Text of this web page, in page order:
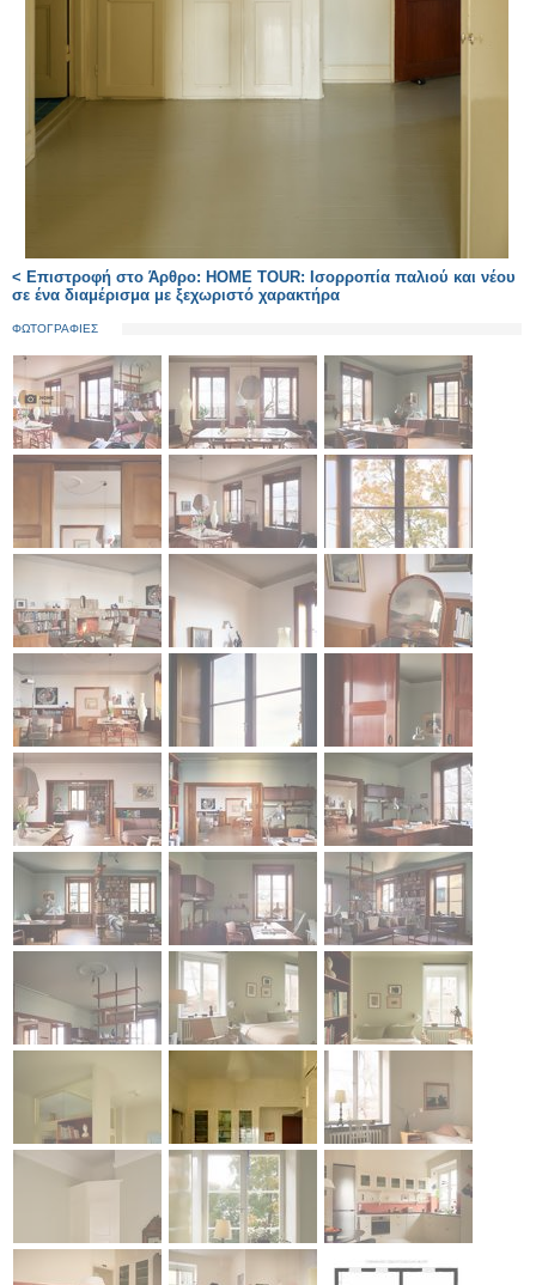
< Επιστροφή στο Άρθρο: HOME TOUR: Ισορροπία παλιού και νέου
σε ένα διαμέρισμα με ξεχωριστό χαρακτήρα
ΦΩΤΟΓΡΑΦΙΕΣ